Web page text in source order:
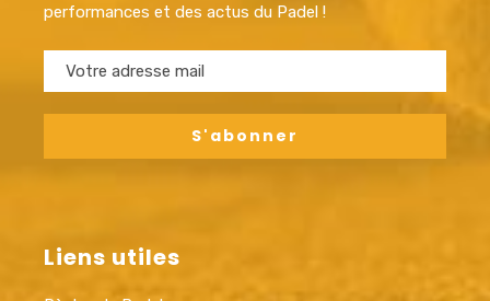
performances et des actus du Padel !
Liens utiles